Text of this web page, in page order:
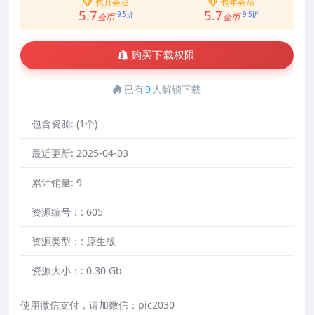
5.7金币 9.5折 5.7金币 9.5折
购买下载权限
已有9 人解锁下载
包含资源: (1个)
最近更新: 2025-04-03
累计销量: 9
资源编号：: 605
资源类型：: 原生版
资源大小：: 0.30 Gb
使用微信支付，请加微信：pic2030